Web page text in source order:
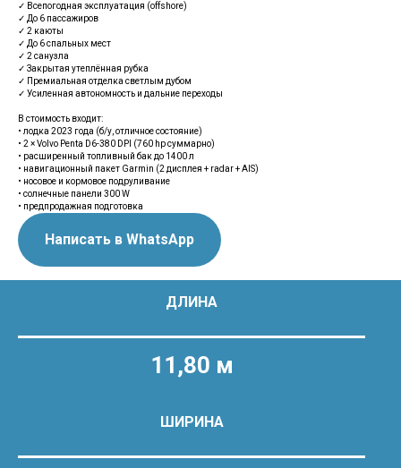
✓ Всепогодная эксплуатация (offshore)
✓ До 6 пассажиров
✓ 2 каюты
✓ До 6 спальных мест
✓ 2 санузла
✓ Закрытая утеплённая рубка
✓ Премиальная отделка светлым дубом
✓ Усиленная автономность и дальние переходы
В стоимость входит:
• лодка 2023 года (б/у, отличное состояние)
• 2 × Volvo Penta D6-380 DPI (760 hp суммарно)
• расширенный топливный бак до 1400 л
• навигационный пакет Garmin (2 дисплея + radar + AIS)
• носовое и кормовое подруливание
• солнечные панели 300 W
• предпродажная подготовка
Написать в WhatsApp
ДЛИНА
11,80 м
ШИРИНА